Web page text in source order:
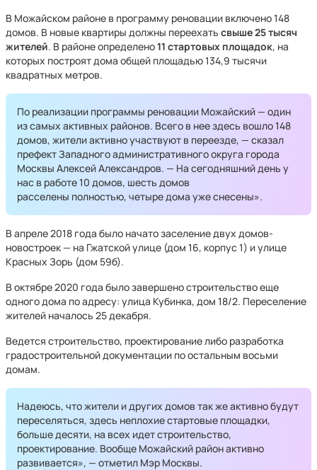
В Можайском районе в программу реновации включено 148
домов. В новые квартиры должны переехать свыше25 тысяч
жителей. В районе определено11 стартовых площадок, на
которых построят дома общей площадью 134,9 тысячи
квадратных метров.
По реализации программы реновации Можайский — один
из самых активных районов. Всего в нее здесь вошло 148
домов, жители активно участвуют в переезде, — сказал
префект Западного административного округа города
Москвы Алексей Александров. — На сегодняшний день у
нас в работе 10 домов, шесть домов
расселены полностью, четыре дома уже снесены».
В апреле 2018 года было начато заселение двух домов-
новостроек — на Гжатской улице (дом 16, корпус 1) и улице
Красных Зорь (дом 59б).
В октябре 2020 года было завершено строительство еще
одного дома по адресу: улица Кубинка, дом 18/2. Переселение
жителей началось 25 декабря.
Ведется строительство, проектирование либо разработка
градостроительной документации по остальным восьми
домам.
Надеюсь, что жители и других домов так же активно будут
переселяться, здесь неплохие стартовые площадки,
больше десяти, на всех идет строительство,
проектирование. Вообще Можайский район активно
развивается», — отметил Мэр Москвы.